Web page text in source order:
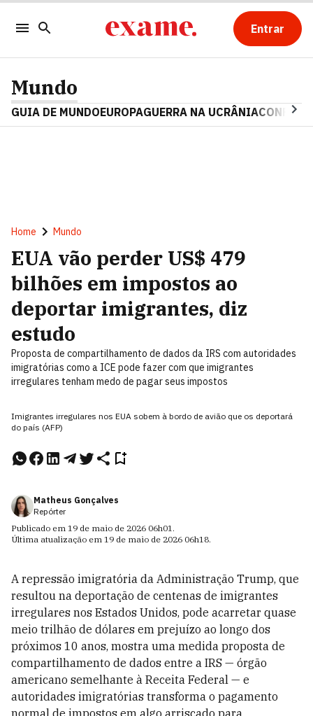
Entrar
Mundo
GUIA DE MUNDOEUROPAGUERRA NA UCRÂNIA
Home Mundo
EUA vão perder US$ 479
bilhões em impostos ao
deportar imigrantes, diz
estudo
Proposta de compartilhamento de dados da IRS com autoridades
imigratórias como a ICE pode fazer com que imigrantes
irregulares tenham medo de pagar seus impostos
Imigrantes irregulares nos EUA sobem à bordo de avião que os deportará
do país (AFP)
Matheus Gonçalves
Repórter
Publicado em 19 de maio de 2026 06h01.
Última atualização em 19 de maio de 2026 06h18.
A repressão imigratória da Administração Trump, que
resultou na deportação de centenas de imigrantes
irregulares nos Estados Unidos, pode acarretar quase
meio trilhão de dólares em prejuízo ao longo dos
próximos 10 anos, mostra uma medida proposta de
compartilhamento de dados entre a IRS — órgão
americano semelhante à Receita Federal — e
autoridades imigratórias transforma o pagamento
normal de impostos em algo arriscado para